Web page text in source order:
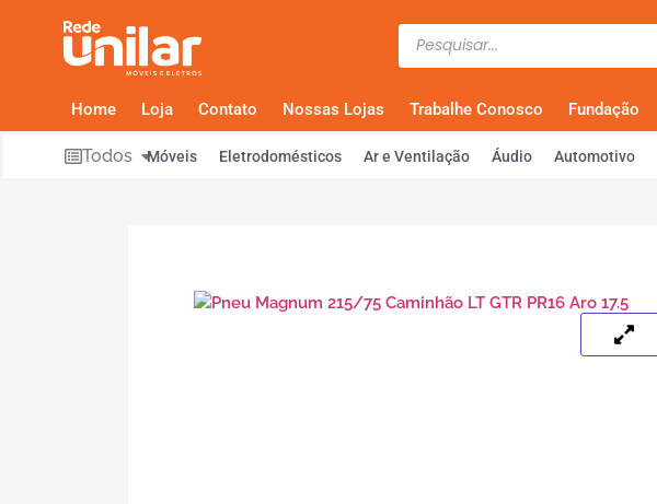
Home Loja Contato Nossas Lojas Trabalhe Conosco Fundação
Todos Móveis Eletrodomésticos Ar e Ventilação Áudio Automotivo